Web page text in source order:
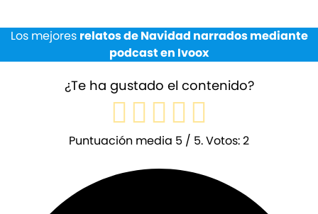
Los mejores relatos de Navidad narrados mediante
podcast en Ivoox
¿Te ha gustado el contenido?
Puntuación media 5 / 5. Votos:2